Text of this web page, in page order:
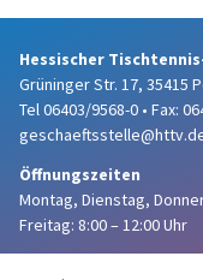
Hessischer
Grüninger Str. 17, 35415
Tel 06403/9568-0 • Fax:
Öffnungszeiten
Montag, Dienstag,
Freitag: 8:00 – 12:00 Uhr